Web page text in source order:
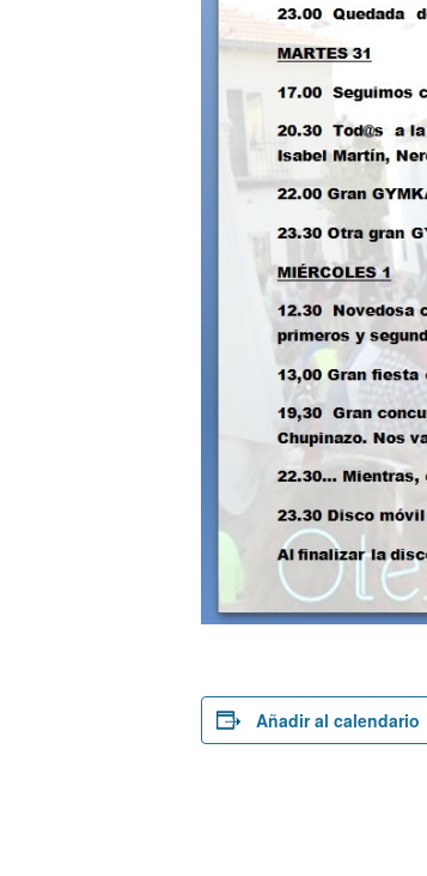
Añadir al calendario